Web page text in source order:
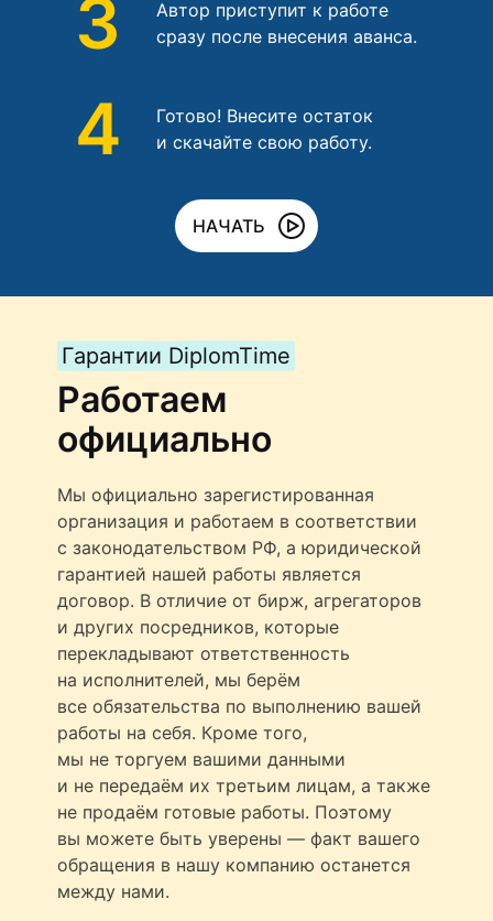
3
Автор приступит к работе
сразу после внесения аванса.
4
Готово! Внесите остаток
и скачайте свою работу.
НАЧАТЬ
Гарантии DiplomTime
Работаем
официально
Мы официально зарегистированная
организация и работаем в соответствии
с законодательством РФ, а юридической
гарантией нашей работы является
договор. В отличие от бирж, агрегаторов
и других посредников, которые
перекладывают ответственность
на исполнителей, мы берём
все обязательства по выполнению вашей
работы на себя. Кроме того,
мы не торгуем вашими данными
и не передаём их третьим лицам, а также
не продаём готовые работы. Поэтому
вы можете быть уверены — факт вашего
обращения в нашу компанию останется
между нами.